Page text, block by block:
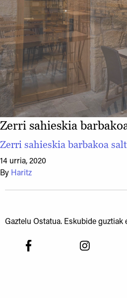
Zerri sahieskia
Zerri sahieskia barbakoa
14 urria, 2020
By Haritz
Gaztelu Ostatua. Eskubide guztiak